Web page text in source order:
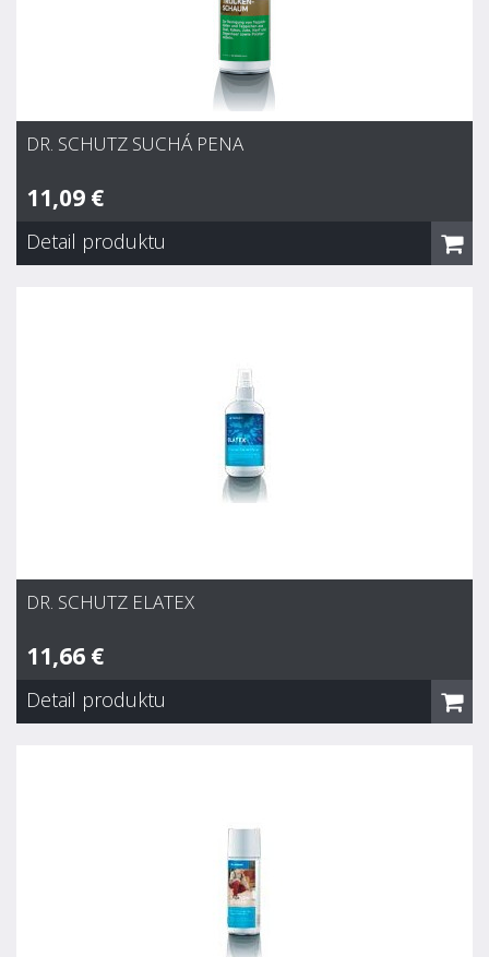
formula pre svieži vzduch v priestore. Soft-Feel efekt.
DR. SCHUTZ SUCHÁ PENA
11,09 €
Dr. Schutz Suchá pena
Špeciálne vyvinutá pena pre čistenie kobercov citlivých na
vlhkosť napr. sisal, kokos, juta. Vynikajúci čistiaci účinok tiež na
čalúnení, textilných tapetách a pelmetách.
Detail produktu
DR. SCHUTZ ELATEX
11,66 €
Univerzálny odstraňovač škvŕn bez tenzidov. Pre
odstraňovanie rýh od gumových podpätkov a odolných škvŕn
ako napr. zvyšky lepidla, kolové nápoje, ovocné šťavy, kečup,
lekvár, červené víno, káva, čokoláda, žuvačka, krém na
topánky, lak na nechty, asfalt,...
Detail produktu